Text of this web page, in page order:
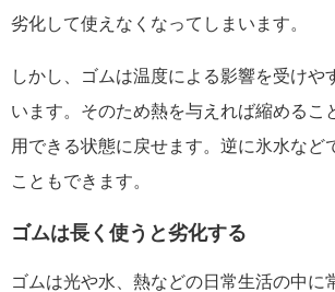
劣化して使えなくなってしまいます。
しかし、ゴムは温度による影響を受けや
います。そのため熱を与えれば縮めるこ
用できる状態に戻せます。逆に氷水など
こともできます。
ゴムは長く使うと劣化する
ゴムは光や水、熱などの日常生活の中に